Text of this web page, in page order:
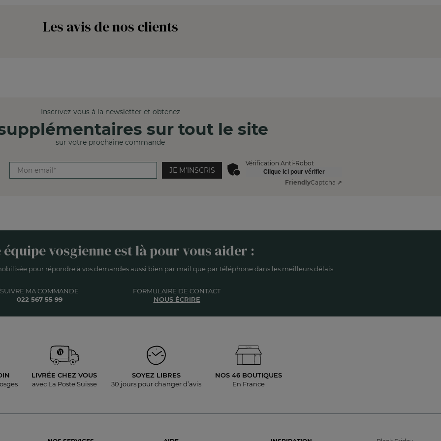
Les avis de nos clients
Inscrivez-vous à la newsletter et obtenez
sur tout le site
sur votre prochaine commande
JE M'INSCRIS
Vérification Anti-Robot
Clique ici pour vérifier
FriendlyCaptcha ⇗
vosgienne est là pour vous aider :
pour répondre à vos demandes aussi bien par mail que par téléphone dans les meilleurs délais.
SUIVRE MA COMMANDE
022 567 55 99
FORMULAIRE DE CONTACT
NOUS ÉCRIRE
LIVRÉE CHEZ VOUS
avec La Poste Suisse
SOYEZ LIBRES
30 jours pourchanger d’avis
NOS 46 BOUTIQUES
En France